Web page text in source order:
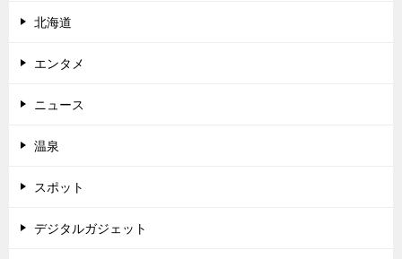
北海道
エンタメ
ニュース
温泉
スポット
デジタルガジェット